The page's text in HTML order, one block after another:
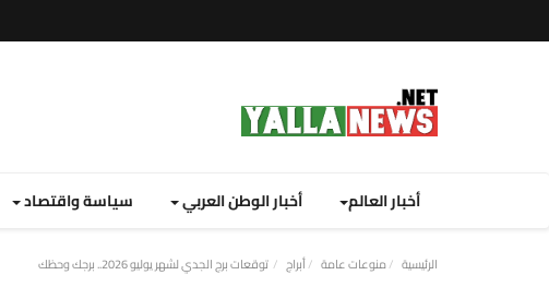
أخبار العالم أخبار الوطن العربي سياسة واقتصاد
الرئيسية منوعات عامة أبراج توقعات برج الجدي لشهر يوليو 2026.. برجك وحظك